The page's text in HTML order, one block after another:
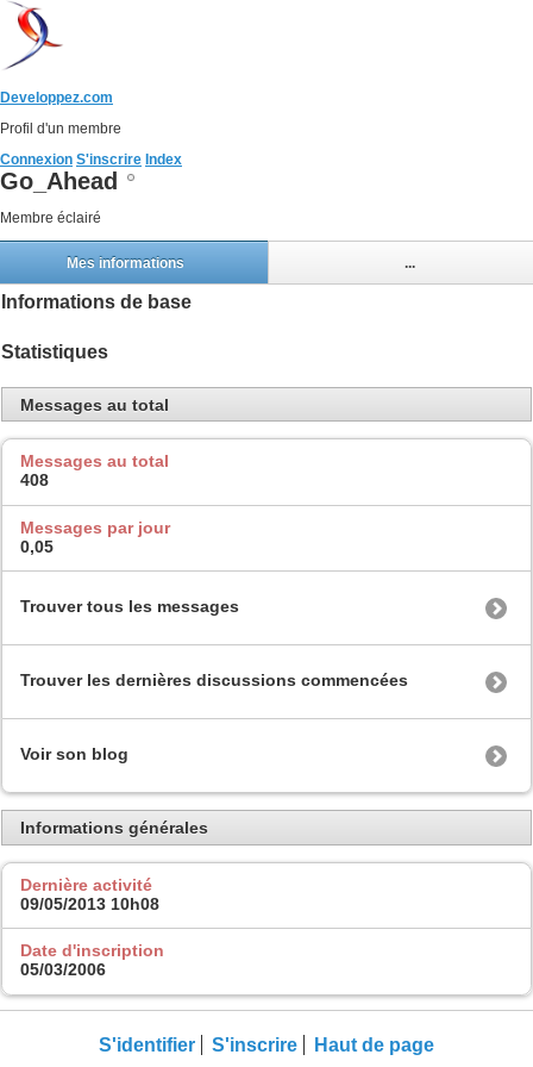
Developpez.com
Profil d'un membre
Connexion S'inscrire Index
Go_Ahead
Membre éclairé
Mes informations ...
Informations de base
Statistiques
Messages au total
Messages au total
408
Messages par jour
0,05
Trouver tous les messages
Trouver les dernières discussions commencées
Voir son blog
Informations générales
Dernière activité
09/05/2013 10h08
Date d'inscription
05/03/2006
S'identifier S'inscrire Haut de page